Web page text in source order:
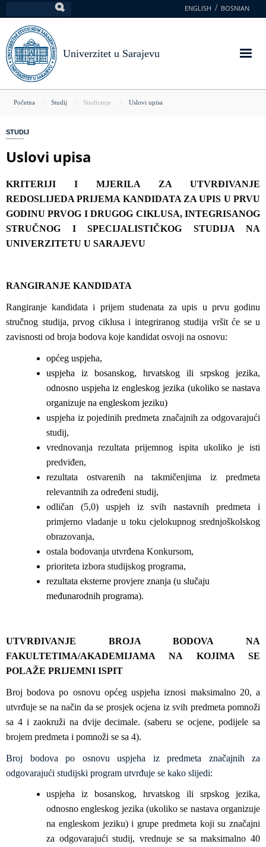
na
glavni
sadržaj
ENGLISH BOSNIAN
Univerzitet u Sarajevu
You
here
Početna Studij Studiranje Uslovi upisa
STUDIJ
Uslovi upisa
KRITERIJI I MJERILA ZA UTVRĐIVANJE
REDOSLIJEDA PRIJEMA KANDIDATA ZA UPIS U PRVU
GODINU PRVOG I DRUGOG CIKLUSA, INTEGRISANOG
STRUČNOG I SPECIJALISTIČKOG STUDIJA NA
UNIVERZITETU U SARAJEVU
RANGIRANJE KANDIDATA
Rangiranje kandidata i prijem studenata za upis u prvu godinu
stručnog studija, prvog ciklusa i integriranog studija vršit će se u
zavisnosti od broja bodova koje kandidat osvoji na osnovu:
općeg uspjeha,
uspjeha iz bosanskog, hrvatskog ili srpskog jezika,
odnosno uspjeha iz engleskog jezika (ukoliko se nastava
organizuje na engleskom jeziku)
uspjeha iz pojedinih predmeta značajnih za odgovarajući
studij,
vrednovanja rezultata prijemnog ispita ukoliko je isti
predviđen,
rezultata ostvarenih na takmičenjima iz predmeta
relevantnih za određeni studij,
odličan (5,0) uspjeh iz svih nastavnih predmeta i
primjerno vladanje u toku cjelokupnog srednjoškolskog
obrazovanja,
ostala bodovanja utvrđena Konkursom,
prioriteta izbora studijskog programa,
rezultata eksterne provjere znanja (u slučaju
međunarodnih programa).
UTVRĐIVANJE BROJA BODOVA NA
FAKULTETIMA/AKADEMIJAMA NA KOJIMA SE
POLAŽE PRIJEMNI ISPIT
Broj bodova po osnovu općeg uspjeha iznosi maksimalno 20, a
utvrđuje se na način da se prosjek ocjena iz svih predmeta pomnoži
sa 4 i zaokruži na dvije decimale. (saberu se ocjene, podijele sa
brojem predmeta i pomnoži se sa 4).
Broj bodova po osnovu uspjeha iz predmeta značajnih za
odgovarajući studijski program utvrđuje se kako slijedi:
uspjeha iz bosanskog, hrvatskog ili srpskog jezika,
odnosno engleskog jezika (ukoliko se nastava organizuje
na engleskom jeziku) i grupe predmeta koji su značajni
za odgovarajući studij, vrednuje se sa maksimalno 40